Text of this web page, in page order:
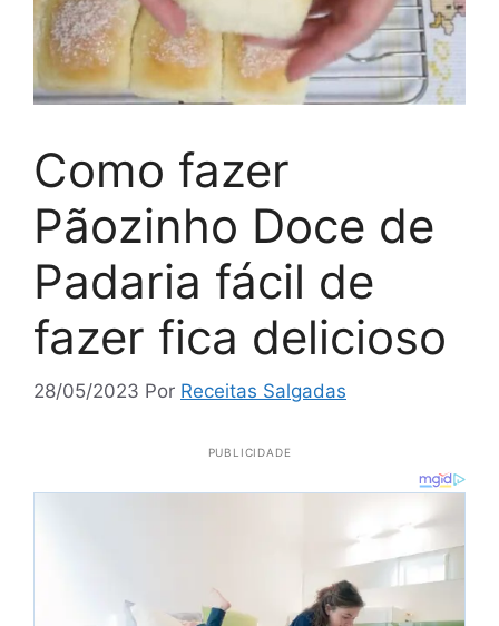
Como fazer
Pãozinho Doce de
Padaria fácil de
fazer fica delicioso
28/05/2023 Por Receitas Salgadas
PUBLICIDADE